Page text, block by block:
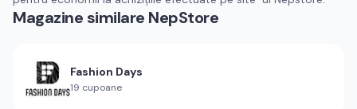
Magazine similare NepStore
Fashion Days
19 cupoane